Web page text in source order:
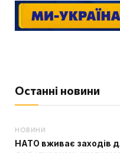
Останні новини
НОВИНИ
НАТО вживає заходів